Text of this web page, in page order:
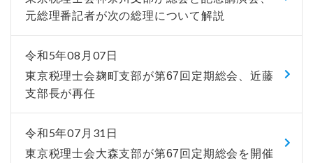
元総理番記者が次の総理について解説
令和5年08月07日
東京税理士会麹町支部が第67回定期総会、近藤
支部長が再任
令和5年07月31日
東京税理士会大森支部が第67回定期総会を開催